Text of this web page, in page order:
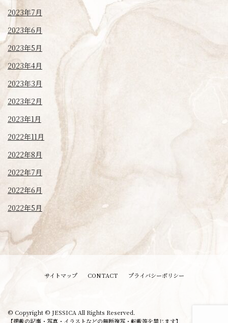
2023年7月
2023年6月
2023年5月
2023年4月
2023年3月
2023年2月
2023年1月
2022年11月
2022年8月
2022年7月
2022年6月
2022年5月
サイトマップ CONTACT プライバシーポリシー
© Copyright © JESSICA All Rights Reserved.
【掲載の記事・写真・イラストなどの無断複写・転載等を禁じます】